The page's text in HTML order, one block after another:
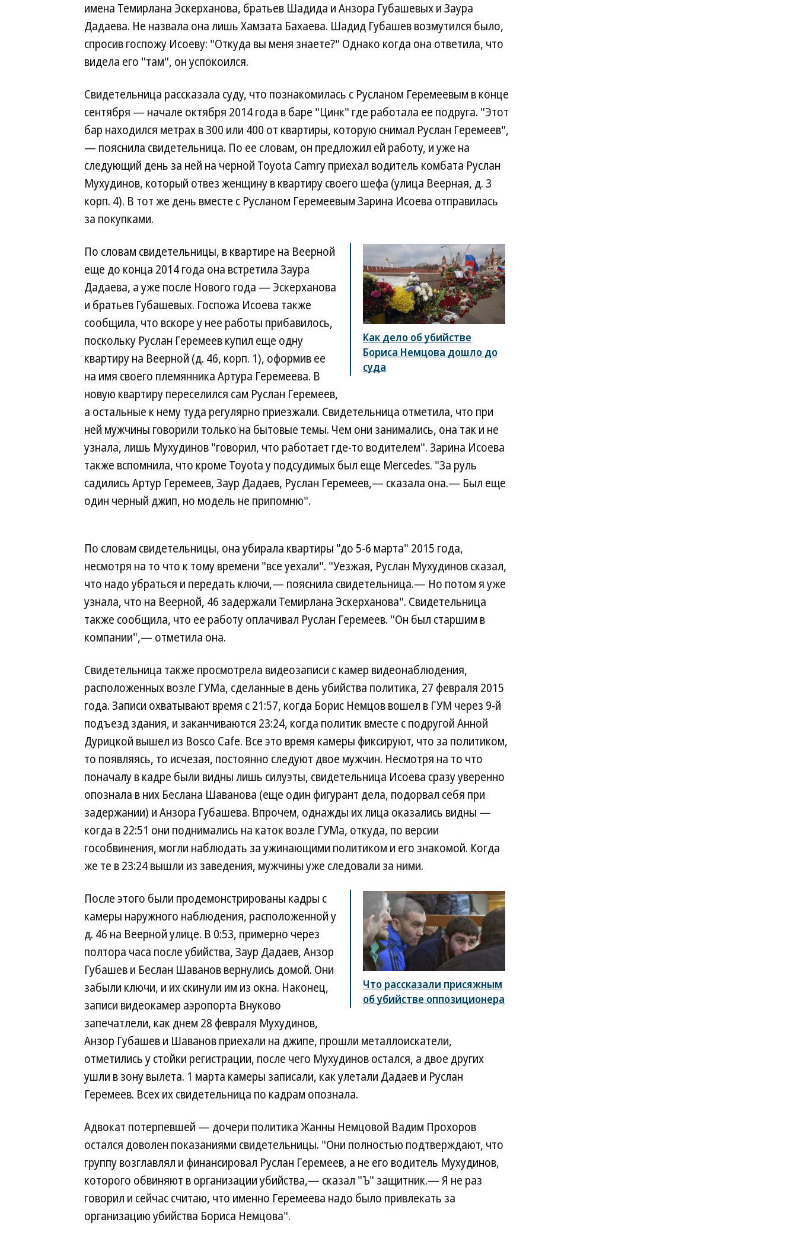
имена Темирлана Эскерханова, братьев Шадида и Анзора Губашевых и Заура
Дадаева. Не назвала она лишь Хамзата Бахаева. Шадид Губашев возмутился было,
спросив госпожу Исоеву: "Откуда вы меня знаете?" Однако когда она ответила, что
видела его "там", он успокоился.
Свидетельница рассказала суду, что познакомилась с Русланом Геремеевым в конце
сентября — начале октября 2014 года в баре "Цинк" где работала ее подруга. "Этот
бар находился метрах в 300 или 400 от квартиры, которую снимал Руслан Геремеев",
— пояснила свидетельница. По ее словам, он предложил ей работу, и уже на
следующий день за ней на черной Toyota Camry приехал водитель комбата Руслан
Мухудинов, который отвез женщину в квартиру своего шефа (улица Веерная, д. 3
корп. 4). В тот же день вместе с Русланом Геремеевым Зарина Исоева отправилась
за покупками.
Как дело об убийстве
Бориса Немцова дошло до
суда
По словам свидетельницы, в квартире на Веерной
еще до конца 2014 года она встретила Заура
Дадаева, а уже после Нового года — Эскерханова
и братьев Губашевых. Госпожа Исоева также
сообщила, что вскоре у нее работы прибавилось,
поскольку Руслан Геремеев купил еще одну
квартиру на Веерной (д. 46, корп. 1), оформив ее
на имя своего племянника Артура Геремеева. В
новую квартиру переселился сам Руслан Геремеев,
а остальные к нему туда регулярно приезжали. Свидетельница отметила, что при
ней мужчины говорили только на бытовые темы. Чем они занимались, она так и не
узнала, лишь Мухудинов "говорил, что работает где-то водителем". Зарина Исоева
также вспомнила, что кроме Toyota у подсудимых был еще Mercedes. "За руль
садились Артур Геремеев, Заур Дадаев, Руслан Геремеев,— сказала она.— Был еще
один черный джип, но модель не припомню".
По словам свидетельницы, она убирала квартиры "до 5-6 марта" 2015 года,
несмотря на то что к тому времени "все уехали". "Уезжая, Руслан Мухудинов сказал,
что надо убраться и передать ключи,— пояснила свидетельница.— Но потом я уже
узнала, что на Веерной, 46 задержали Темирлана Эскерханова". Свидетельница
также сообщила, что ее работу оплачивал Руслан Геремеев. "Он был старшим в
компании",— отметила она.
Свидетельница также просмотрела видеозаписи с камер видеонаблюдения,
расположенных возле ГУМа, сделанные в день убийства политика, 27 февраля 2015
года. Записи охватывают время с 21:57, когда Борис Немцов вошел в ГУМ через 9-й
подъезд здания, и заканчиваются 23:24, когда политик вместе с подругой Анной
Дурицкой вышел из Bosco Cafe. Все это время камеры фиксируют, что за политиком,
то появляясь, то исчезая, постоянно следуют двое мужчин. Несмотря на то что
поначалу в кадре были видны лишь силуэты, свидетельница Исоева сразу уверенно
опознала в них Беслана Шаванова (еще один фигурант дела, подорвал себя при
задержании) и Анзора Губашева. Впрочем, однажды их лица оказались видны —
когда в 22:51 они поднимались на каток возле ГУМа, откуда, по версии
гособвинения, могли наблюдать за ужинающими политиком и его знакомой. Когда
же те в 23:24 вышли из заведения, мужчины уже следовали за ними.
Что рассказали присяжным
об убийстве оппозиционера
После этого были продемонстрированы кадры с
камеры наружного наблюдения, расположенной у
д. 46 на Веерной улице. В 0:53, примерно через
полтора часа после убийства, Заур Дадаев, Анзор
Губашев и Беслан Шаванов вернулись домой. Они
забыли ключи, и их скинули им из окна. Наконец,
записи видеокамер аэропорта Внуково
запечатлели, как днем 28 февраля Мухудинов,
Анзор Губашев и Шаванов приехали на джипе, прошли металлоискатели,
отметились у стойки регистрации, после чего Мухудинов остался, а двое других
ушли в зону вылета. 1 марта камеры записали, как улетали Дадаев и Руслан
Геремеев. Всех их свидетельница по кадрам опознала.
Адвокат потерпевшей — дочери политика Жанны Немцовой Вадим Прохоров
остался доволен показаниями свидетельницы. "Они полностью подтверждают, что
группу возглавлял и финансировал Руслан Геремеев, а не его водитель Мухудинов,
которого обвиняют в организации убийства,— сказал "Ъ" защитник.— Я не раз
говорил и сейчас считаю, что именно Геремеева надо было привлекать за
организацию убийства Бориса Немцова".